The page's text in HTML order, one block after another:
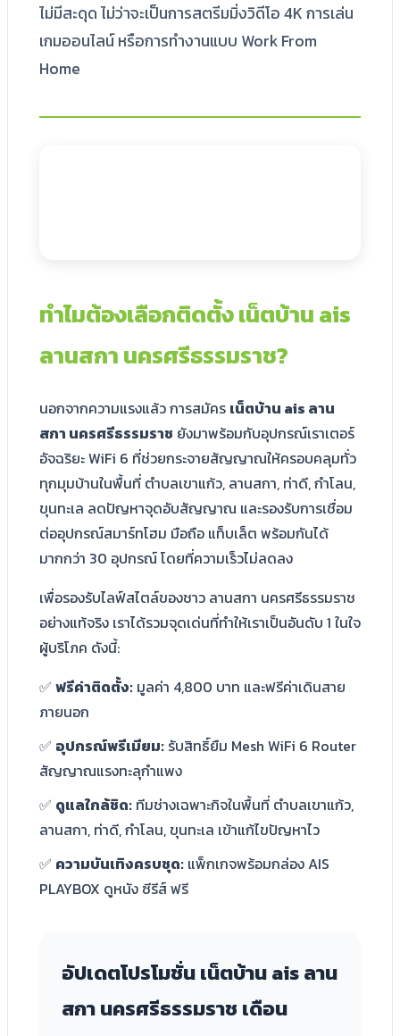
ไม่มีสะดุด ไม่ว่าจะเป็นการสตรีมมิ่งวิดีโอ 4K การเล่น
เกมออนไลน์ หรือการทำงานแบบ Work From
Home
ทำไมต้องเลือกติดตั้ง เน็ตบ้าน ais
ลานสกา นครศรีธรรมราช?
นอกจากความแรงแล้ว การสมัคร เน็ตบ้าน ais ลาน
สกา นครศรีธรรมราช ยังมาพร้อมกับอุปกรณ์เราเตอร์
อัจฉริยะ WiFi 6 ที่ช่วยกระจายสัญญาณให้ครอบคลุมทั่ว
ทุกมุมบ้านในพื้นที่ ตำบลเขาแก้ว, ลานสกา, ท่าดี, กำโลน,
ขุนทะเล ลดปัญหาจุดอับสัญญาณ และรองรับการเชื่อม
ต่ออุปกรณ์สมาร์ทโฮม มือถือ แท็บเล็ต พร้อมกันได้
มากกว่า 30 อุปกรณ์ โดยที่ความเร็วไม่ลดลง
เพื่อรองรับไลฟ์สไตล์ของชาว ลานสกา นครศรีธรรมราช
อย่างแท้จริง เราได้รวมจุดเด่นที่ทำให้เราเป็นอันดับ 1 ในใจ
ผู้บริโภค ดังนี้:
✅ ฟรีค่าติดตั้ง: มูลค่า 4,800 บาท และฟรีค่าเดินสาย
ภายนอก
✅ อุปกรณ์พรีเมียม: รับสิทธิ์ยืม Mesh WiFi 6 Router
สัญญาณแรงทะลุกำแพง
✅ ดูแลใกล้ชิด: ทีมช่างเฉพาะกิจในพื้นที่ ตำบลเขาแก้ว,
ลานสกา, ท่าดี, กำโลน, ขุนทะเล เข้าแก้ไขปัญหาไว
✅ ความบันเทิงครบชุด: แพ็กเกจพร้อมกล่อง AIS
PLAYBOX ดูหนัง ซีรีส์ ฟรี
อัปเดตโปรโมชั่น เน็ตบ้าน ais ลาน
สกา นครศรีธรรมราช เดือน